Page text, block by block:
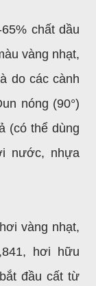
chất dầu
vàng nhạt,
do các cành
nóng (90°)
(có thể dùng
nước, nhựa
vàng nhạt,
hơi hữu
đầu cất từ